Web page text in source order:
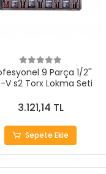
9 Parça 1/2''
V s2 Torx Lokma Seti
3.121,14 TL
Sepete Ekle